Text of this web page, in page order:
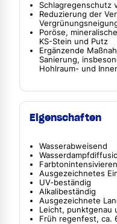
Schlagregenschutz
Reduzierung der
Poröse,
KS-Stein und Putz
Ergänzende
Sanierung,
Hohlraum- und
Eigenschaften
Wasserabweisend
Ausgezeichnetes
UV-beständig
Alkalibeständig
Ausgezeichnete
Leicht, punktgenau
Früh regenfest, ca.